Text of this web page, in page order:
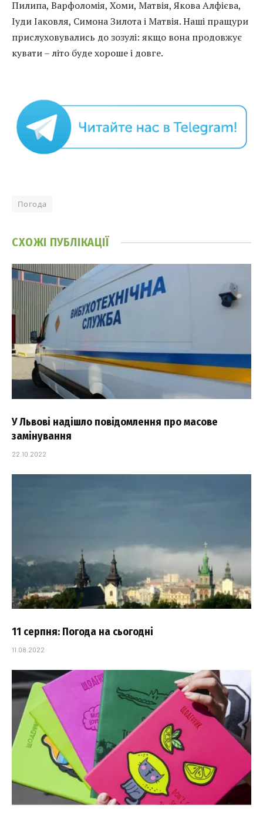
Пилипа, Варфоломія, Хоми, Матвія, Якова Алфієва,
Іуди Іаковля, Симона Зилота і Матвія. Наші пращури
прислуховувались до зозулі: якщо вона продовжує
кувати – літо буде хороше і довге.
Погода
СХОЖІ ПУБЛІКАЦІЇ
У Львові надішло повідомлення про масове
замінування
22.10.2022
11 серпня: Погода на сьогодні
11.08.2022